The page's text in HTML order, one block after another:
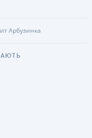
Арбузинка